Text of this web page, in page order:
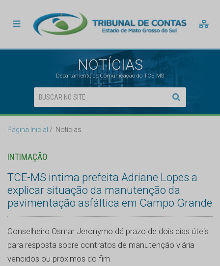
NOTÍCIAS
Departamento de Comunicação do TCE MS
Página Inicial Notícias
INTIMAÇÃO
TCE-MS intima prefeita Adriane Lopes a
explicar situação da manutenção da
pavimentação asfáltica em Campo Grande
Conselheiro Osmar Jeronymo dá prazo de dois dias úteis
para resposta sobre contratos de manutenção viária
vencidos ou próximos do fim